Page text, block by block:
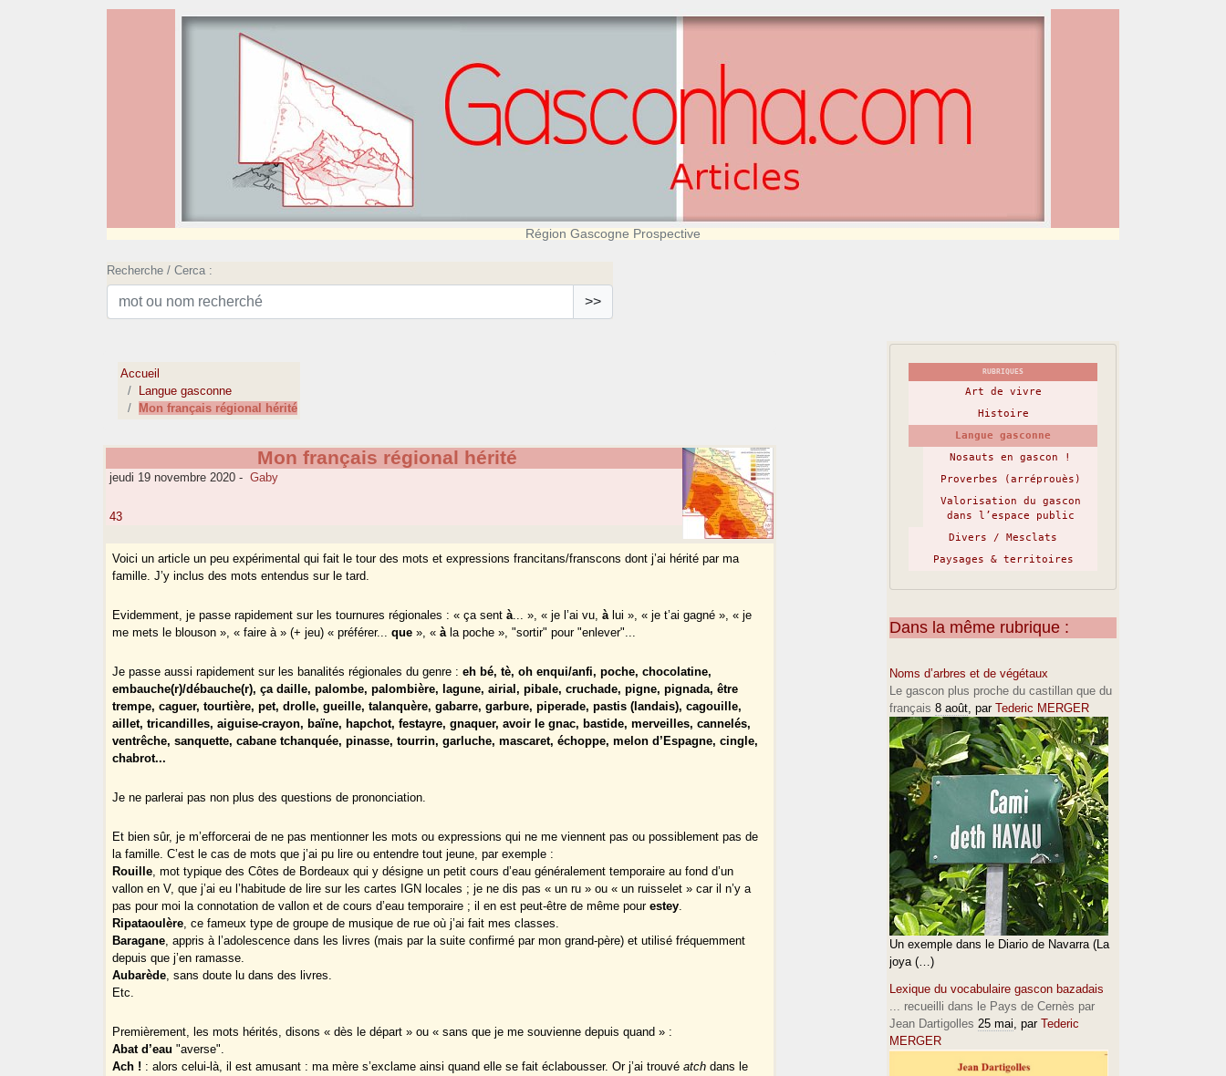
Région Gascogne Prospective
Recherche / Cerca :
>>
Accueil
Langue gasconne
Mon français régional hérité
Mon français régional hérité
jeudi 19 novembre 2020 - Gaby
43
Voici un article un peu expérimental qui fait le tour des mots et expressions francitans/franscons dont j’ai hérité par ma
famille. J’y inclus des mots entendus sur le tard.
Evidemment, je passe rapidement sur les tournures régionales : « ça sentà... », « je l’ai vu,àlui », « je t’ai gagné », « je
me mets le blouson », « faire à » (+ jeu) « préférer...que », «àla poche », "sortir" pour "enlever"...
Je passe aussi rapidement sur les banalités régionales du genre :eh bé, tè, oh enqui/anfi, poche, chocolatine,
embauche(r)/débauche(r), ça daille, palombe, palombière, lagune, airial, pibale, cruchade, pigne, pignada, être
trempe, caguer, tourtière, pet, drolle, gueille, talanquère, gabarre, garbure, piperade, pastis (landais), cagouille,
aillet, tricandilles, aiguise-crayon, baïne, hapchot, festayre, gnaquer, avoir le gnac, bastide, merveilles, cannelés,
ventrêche, sanquette, cabane tchanquée, pinasse, tourrin, garluche, mascaret, échoppe, melon d’Espagne, cingle,
chabrot...
Je ne parlerai pas non plus des questions de prononciation.
Et bien sûr, je m’efforcerai de ne pas mentionner les mots ou expressions qui ne me viennent pas ou possiblement pas de
la famille. C’est le cas de mots que j’ai pu lire ou entendre tout jeune, par exemple :
Rouille, mot typique des Côtes de Bordeaux qui y désigne un petit cours d’eau généralement temporaire au fond d’un
vallon en V, que j’ai eu l’habitude de lire sur les cartes IGN locales ; je ne dis pas « un ru » ou « un ruisselet » car il n’y a
pas pour moi la connotation de vallon et de cours d’eau temporaire ; il en est peut-être de même pourestey.
Ripataoulère, ce fameux type de groupe de musique de rue où j’ai fait mes classes.
Baragane, appris à l’adolescence dans les livres (mais par la suite confirmé par mon grand-père) et utilisé fréquemment
depuis que j’en ramasse.
Aubarède, sans doute lu dans des livres.
Etc.
Premièrement, les mots hérités, disons « dès le départ » ou « sans que je me souvienne depuis quand » :
Abat d’eau "averse".
Ach ! : alors celui-là, il est amusant : ma mère s’exclame ainsi quand elle se fait éclabousser. Or j’ai trouvéatch dans le
RUBRIQUES
Art de vivre
Histoire
Langue gasconne
Nosauts en gascon !
Proverbes (arréprouès)
Valorisation du gascon
dans l’espace public
Divers / Mesclats
Paysages & territoires
Dans la même rubrique :
Noms d’arbres et de végétaux
Le gascon plus proche du castillan que du
français 8 août, par Tederic MERGER
Un exemple dans le Diario de Navarra (La
joya (…)
Lexique du vocabulaire gascon bazadais
... recueilli dans le Pays de Cernès par
Jean Dartigolles 25 mai, par Tederic
MERGER